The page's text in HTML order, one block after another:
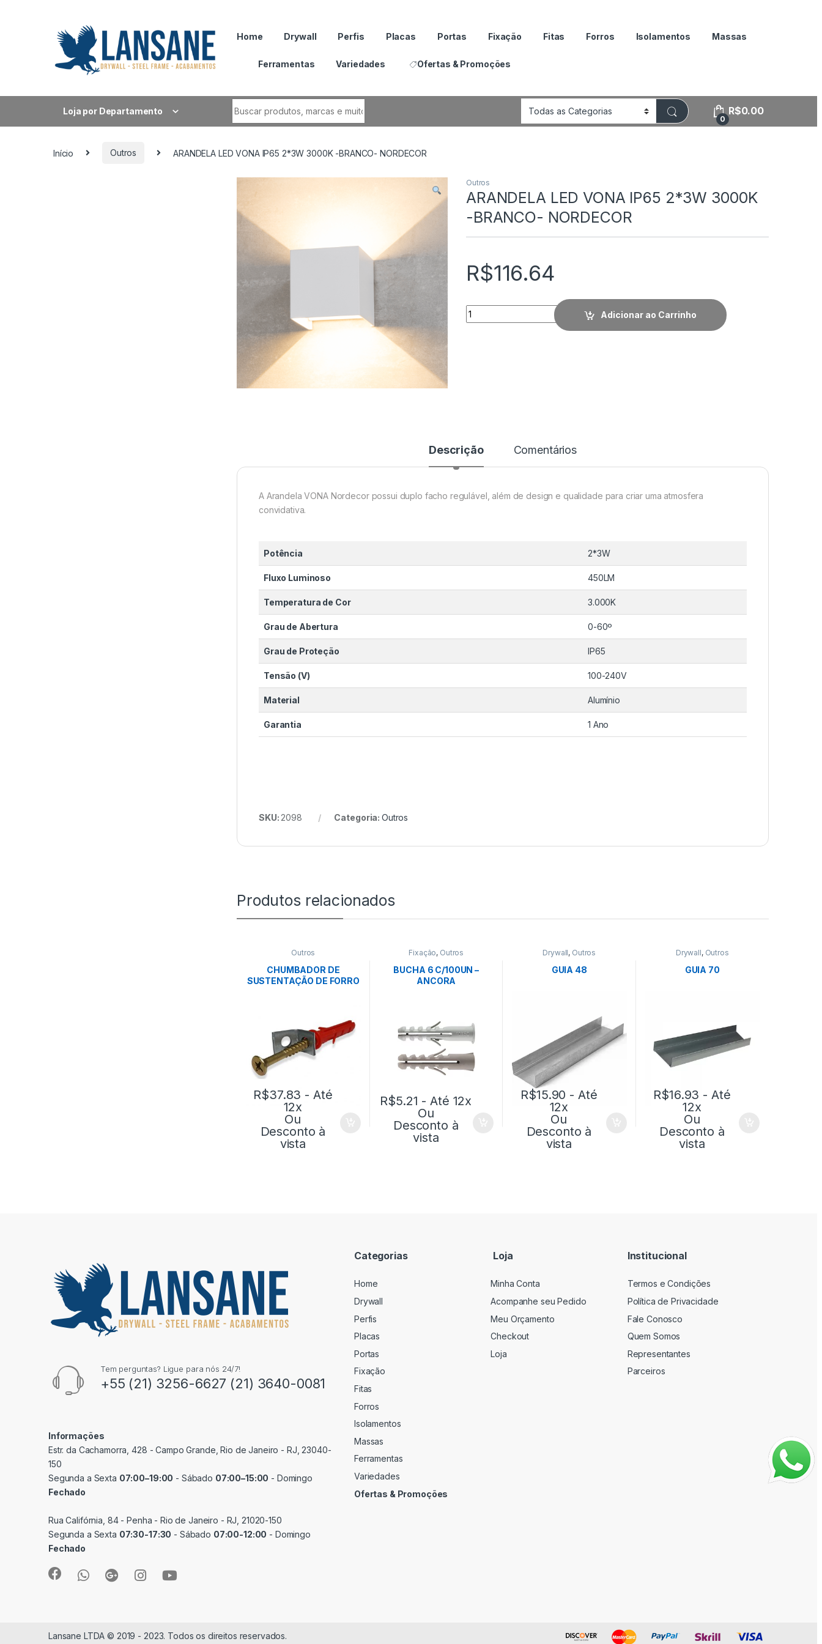
Home Drywall Perfis Placas Portas Fixação Fitas Forros Isolamentos Massas
Ferramentas Variedades Ofertas & Promoções
Loja por Departamento
0
R$0.00
Início Outros ARANDELA LED VONA IP65 2*3W 3000K -BRANCO- NORDECOR
Outros
ARANDELA LED VONA IP65 2*3W 3000K
-BRANCO- NORDECOR
R$116.64
Quantidade
Adicionar ao Carrinho
Descrição Comentários
A Arandela VONA Nordecor possui duplo facho regulável, além de design e qualidade para criar uma atmosfera
convidativa.
Potência 2*3W
Fluxo Luminoso 450LM
Temperatura de Cor 3.000K
Grau de Abertura 0-60º
Grau de Proteção IP65
Tensão (V) 100-240V
Material Alumínio
Garantia 1 Ano
SKU: 2098 Categoria: Outros
Produtos relacionados
Outros
CHUMBADOR DE
SUSTENTAÇÃO DE FORRO
R$37.83 - Até
12x
Ou
Desconto à
vista
Fixação, Outros
BUCHA 6 C/100UN –
ANCORA
R$5.21 - Até 12x
Ou
Desconto à
vista
Drywall, Outros
GUIA 48
R$15.90 - Até
12x
Ou
Desconto à
vista
Drywall, Outros
GUIA 70
R$16.93 - Até
12x
Ou
Desconto à
vista
Tem perguntas? Ligue para nós 24/7!
+55 (21) 3256-6627 (21) 3640-0081
Informações
Estr. da Cachamorra, 428 - Campo Grande, Rio de Janeiro - RJ, 23040-
150
Segunda a Sexta 07:00–19:00 - Sábado 07:00–15:00 - Domingo
Fechado
Rua Califórnia, 84 - Penha - Rio de Janeiro - RJ, 21020-150
Segunda a Sexta 07:30-17:30 - Sábado 07:00-12:00 - Domingo
Fechado
Categorias
Home
Drywall
Perfis
Placas
Portas
Fixação
Fitas
Forros
Isolamentos
Massas
Ferramentas
Variedades
Ofertas & Promoções
Loja
Minha Conta
Acompanhe seu Pedido
Meu Orçamento
Checkout
Loja
Institucional
Termos e Condições
Política de Privacidade
Fale Conosco
Quem Somos
Representantes
Parceiros
Lansane LTDA © 2019 - 2023. Todos os direitos reservados.